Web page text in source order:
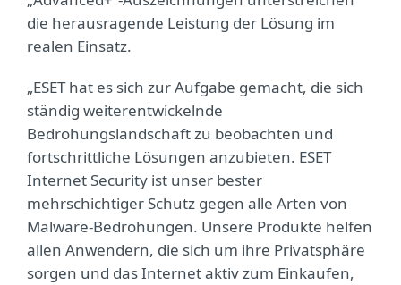
die herausragende Leistung der Lösung im
realen Einsatz.
„ESET hat es sich zur Aufgabe gemacht, die sich
ständig weiterentwickelnde
Bedrohungslandschaft zu beobachten und
fortschrittliche Lösungen anzubieten. ESET
Internet Security ist unser bester
mehrschichtiger Schutz gegen alle Arten von
Malware-Bedrohungen. Unsere Produkte helfen
allen Anwendern, die sich um ihre Privatsphäre
sorgen und das Internet aktiv zum Einkaufen,